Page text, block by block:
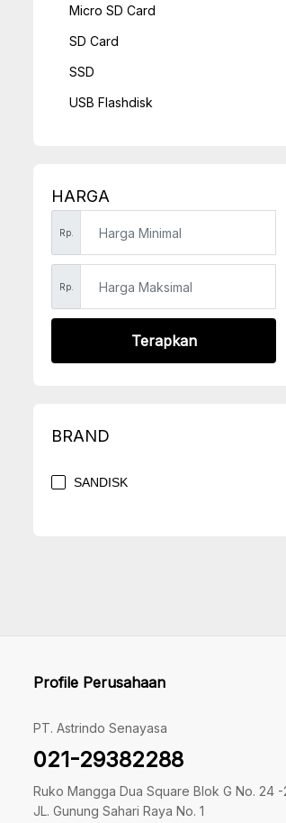
Micro SD Card
SD Card
SSD
USB Flashdisk
HARGA
Rp.
Rp.
Terapkan
BRAND
SANDISK
Profile Perusahaan
PT. Astrindo Senayasa
021-29382288
Ruko Mangga Dua Square Blok G No. 24 -
JL. Gunung Sahari Raya No. 1